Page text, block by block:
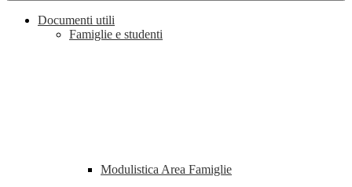
Documenti utili
Famiglie e studenti
Modulistica Area Famiglie